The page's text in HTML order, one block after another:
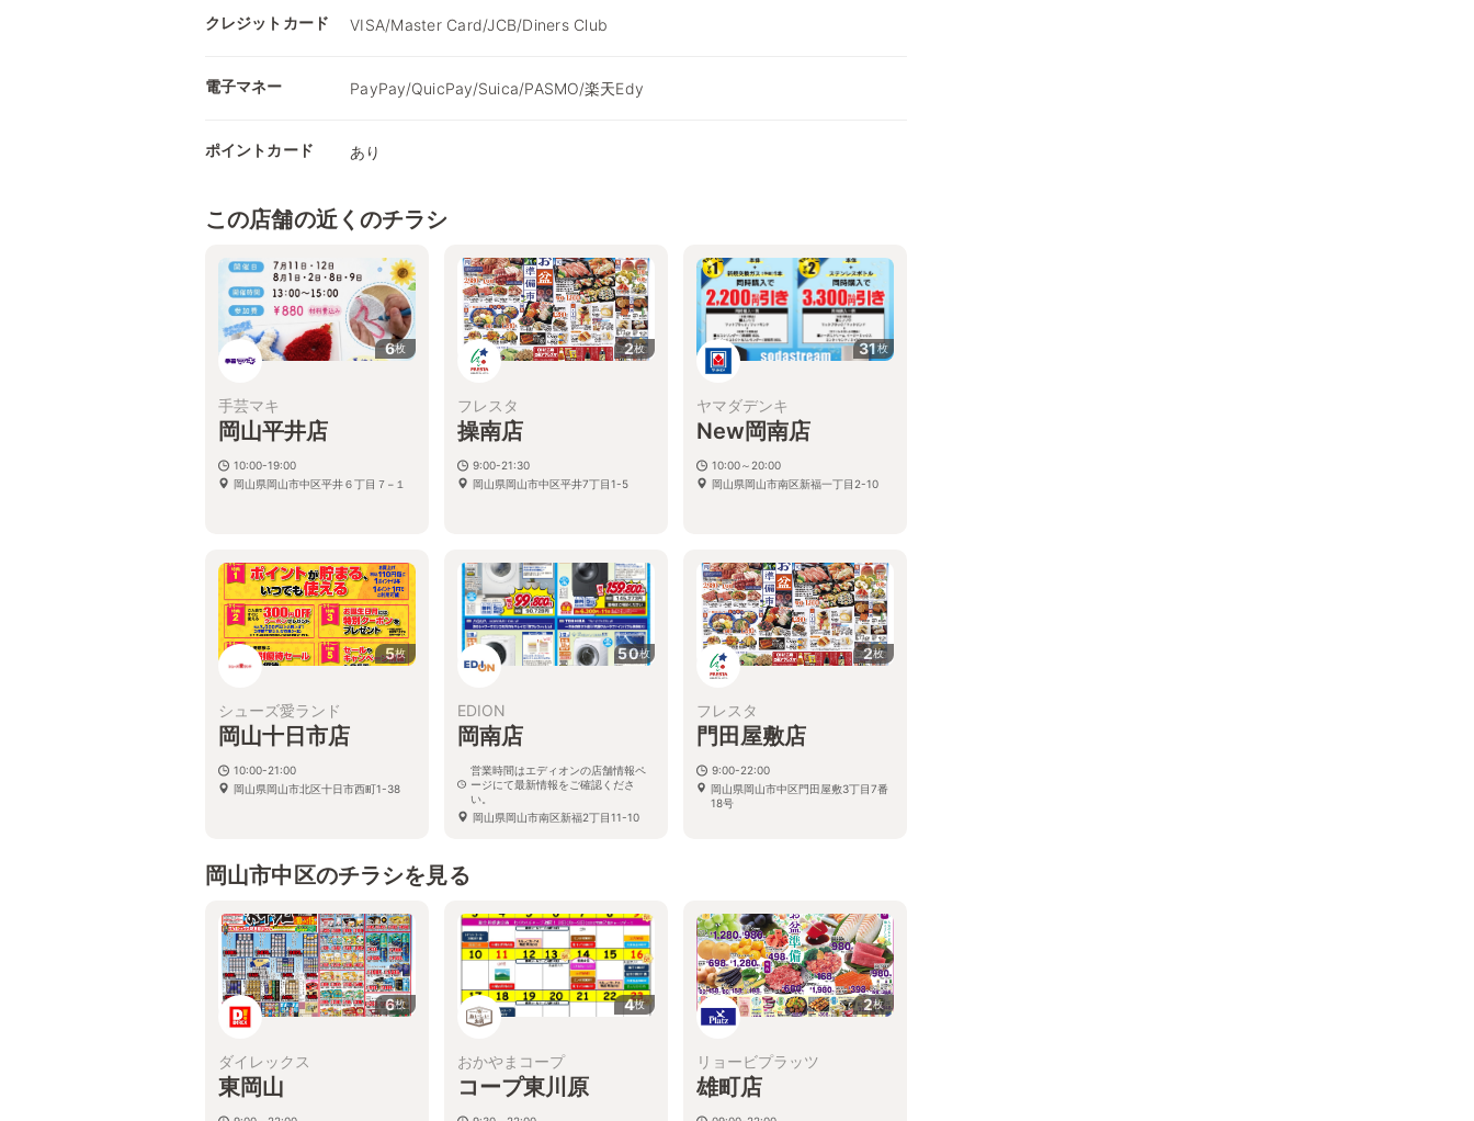
クレジットカード VISA/Master Card/JCB/Diners Club
電子マネー PayPay/QuicPay/Suica/PASMO/楽天Edy
ポイントカード あり
この店舗の近くのチラシ
6枚
手芸マキ
岡山平井店
10:00-19:00
岡山県岡山市中区平井６丁目７−１
2枚
フレスタ
操南店
9:00-21:30
岡山県岡山市中区平井7丁目1-5
31枚
ヤマダデンキ
New岡南店
10:00～20:00
岡山県岡山市南区新福一丁目2-10
5枚
シューズ愛ランド
岡山十日市店
10:00-21:00
岡山県岡山市北区十日市西町1-38
50枚
EDION
岡南店
営業時間はエディオンの店舗情報ペ
ージにて最新情報をご確認くださ
い。
岡山県岡山市南区新福2丁目11-10
2枚
フレスタ
門田屋敷店
9:00-22:00
岡山県岡山市中区門田屋敷3丁目7番
18号
岡山市中区のチラシを見る
6枚
ダイレックス
東岡山
4枚
おかやまコープ
コープ東川原
2枚
リョービプラッツ
雄町店